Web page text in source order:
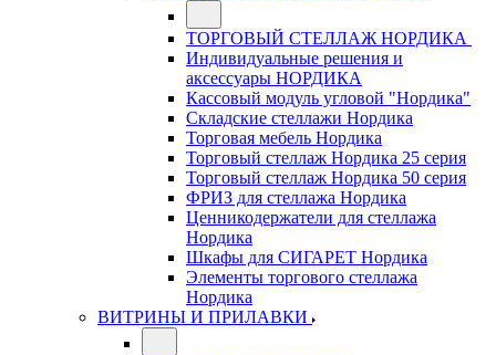
ТОРГОВЫЙ СТЕЛЛАЖ НОРДИКА
Индивидуальные решения и
аксессуары НОРДИКА
Кассовый модуль угловой "Нордика"
Складские стеллажи Нордика
Торговая мебель Нордика
Торговый стеллаж Нордика 25 серия
Торговый стеллаж Нордика 50 серия
ФРИЗ для стеллажа Нордика
Ценникодержатели для стеллажа
Нордика
Шкафы для СИГАРЕТ Нордика
Элементы торгового стеллажа
Нордика
ВИТРИНЫ И ПРИЛАВКИ